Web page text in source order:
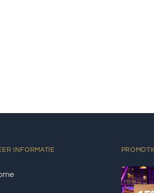
INFORMATIE